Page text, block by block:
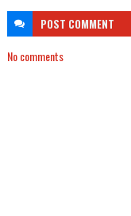
POST COMMENT
No comments